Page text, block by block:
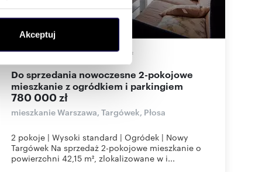
społecznościowym,
od Ciebie lub
Akceptuj
42,15m 2 18 505zł/m 2
Do sprzedania nowoczesne 2-pokojowe
mieszkanie z ogródkiem i parkingiem
780 000 zł
mieszkanie Warszawa, Targówek, Płosa
2 pokoje | Wysoki standard | Ogródek | Nowy
Targówek Na sprzedaż 2-pokojowe mieszkanie o
powierzchni 42,15 m², zlokalizowane w i...